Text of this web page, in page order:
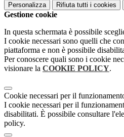
Personalizza Rifiuta tutti i cookies
Gestione cookie
In questa schermata è possibile
I cookie necessari sono quelli che
piattaforma e non è possibile
Per conoscere quali sono i cookie
visionare la COOKIE POLICY.
Cookie necessari per il
I cookie necessari per il
disabilitati. È possibile consultare
policy.